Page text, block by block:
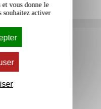
vous donne le
souhaitez activer